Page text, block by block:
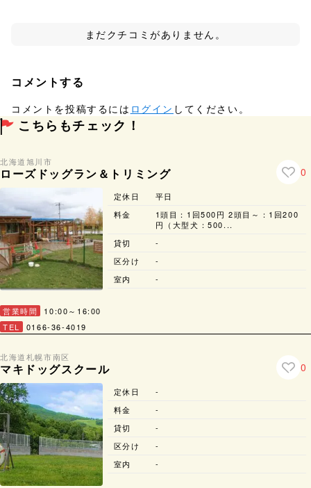
まだクチコミがありません。
コメントする
コメントを投稿するには ログイン してください。
こちらもチェック！
北海道旭川市
ローズドッグラン＆トリミング 0
営業時間
10:00～16:00
TEL
0166-36-4019
定休日
平日
料金
1頭目：1回500円 2頭目～：1回200
円（大型犬：500...
貸切
-
区分け
-
室内
-
北海道札幌市南区
マキドッグスクール 0
定休日
-
料金
-
貸切
-
区分け
-
室内
-